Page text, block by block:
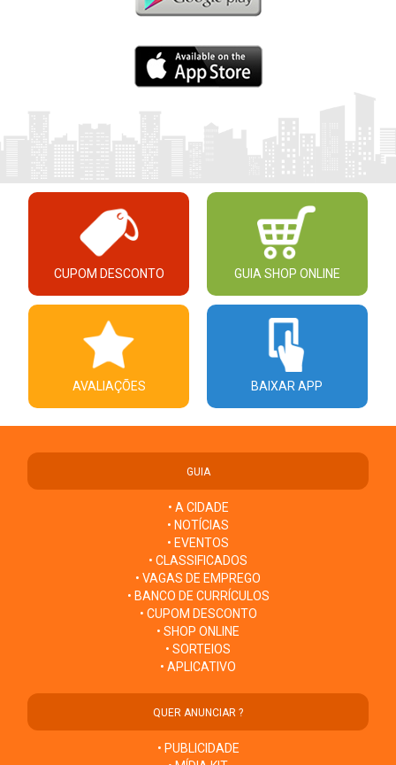
CUPOM DESCONTO GUIA SHOP ONLINE
AVALIAÇÕES BAIXAR APP
GUIA
• A CIDADE
• NOTÍCIAS
• EVENTOS
• CLASSIFICADOS
• VAGAS DE EMPREGO
• BANCO DE CURRÍCULOS
• CUPOM DESCONTO
• SHOP ONLINE
• SORTEIOS
• APLICATIVO
QUER ANUNCIAR ?
• PUBLICIDADE